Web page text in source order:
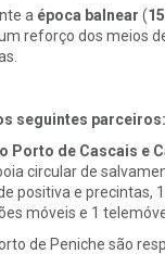
a época balnear (
reforço dos meios
seguintes parceiros:
de Cascais e
circular de
positiva e precintas,
móveis e 1
de Peniche são